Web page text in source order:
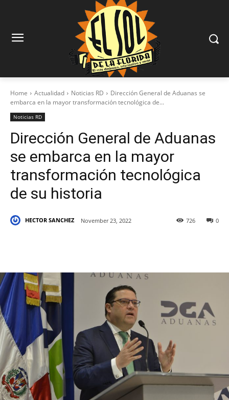
Home Actualidad Noticias RD
Dirección General de Aduanas se
embarca en la mayor transformación tecnológica de...
Noticias RD
Dirección General de Aduanas
se embarca en la mayor
transformación tecnológica
de su historia
HECTOR SANCHEZ November 23, 2022 0
726